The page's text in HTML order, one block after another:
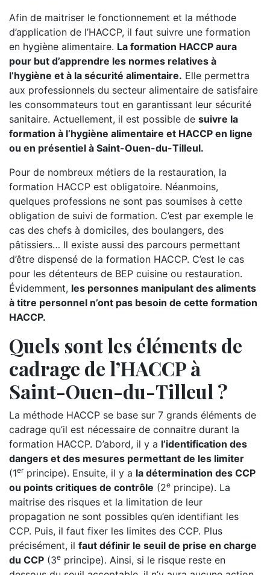
Afin de maitriser le fonctionnement et la méthode
d’application de l’HACCP, il faut suivre une formation
en hygiène alimentaire. La formation HACCP aura
pour but d’apprendre les normes relatives à
l’hygiène et à la sécurité alimentaire. Elle permettra
aux professionnels du secteur alimentaire de satisfaire
les consommateurs tout en garantissant leur sécurité
sanitaire. Actuellement, il est possible de suivre la
formation à l’hygiène alimentaire et HACCP en ligne
ou en présentiel à Saint-Ouen-du-Tilleul.
Pour de nombreux métiers de la restauration, la
formation HACCP est obligatoire. Néanmoins,
quelques professions ne sont pas soumises à cette
obligation de suivi de formation. C’est par exemple le
cas des chefs à domiciles, des boulangers, des
pâtissiers… Il existe aussi des parcours permettant
d’être dispensé de la formation HACCP. C’est le cas
pour les détenteurs de BEP cuisine ou restauration.
Évidemment, les personnes manipulant des aliments
à titre personnel n’ont pas besoin de cette formation
HACCP.
Quels sont les éléments de
cadrage de l’HACCP à
Saint-Ouen-du-Tilleul ?
La méthode HACCP se base sur 7 grands éléments de
cadrage qu’il est nécessaire de connaitre durant la
formation HACCP. D’abord, il y a l’identification des
dangers et des mesures permettant de les limiter
(1erprincipe). Ensuite, il y a la détermination des CCP
ou points critiques de contrôle (2e principe). La
maitrise des risques et la limitation de leur
propagation ne sont possibles qu’en identifiant les
CCP. Puis, il faut fixer les limites des CCP. Plus
précisément, il faut définir le seuil de prise en charge
du CCP (3e principe). Ainsi, si le risque reste en